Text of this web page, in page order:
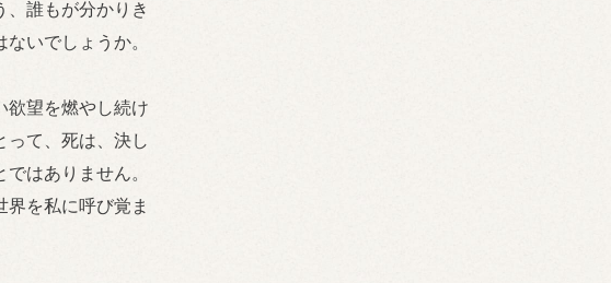
、誰もが分かりき
いでしょうか。
欲望を燃やし続け
って、死は、決し
はありません。
を私に呼び覚ま